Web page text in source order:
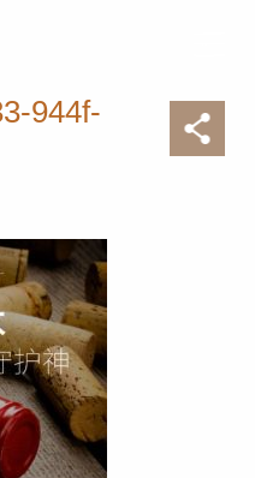
944f-